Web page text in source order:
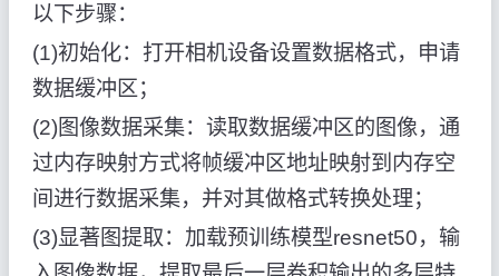
以下步骤：
(1)初始化：打开相机设备设置数据格式，申请
数据缓冲区；
(2)图像数据采集：读取数据缓冲区的图像，通
过内存映射方式将帧缓冲区地址映射到内存空
间进行数据采集，并对其做格式转换处理；
(3)显著图提取：加载预训练模型resnet50，输